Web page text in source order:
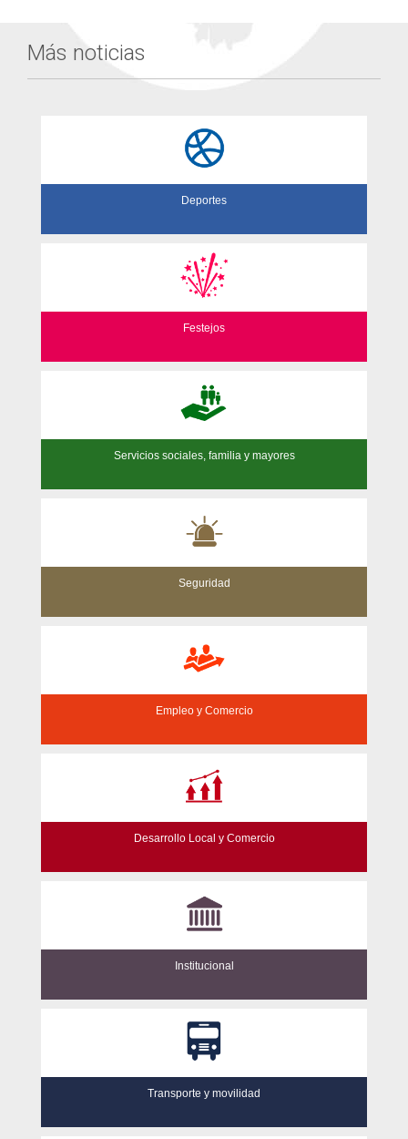
Más noticias
Deportes
Festejos
Servicios sociales, familia y mayores
Seguridad
Empleo y Comercio
Desarrollo Local y Comercio
Institucional
Transporte y movilidad